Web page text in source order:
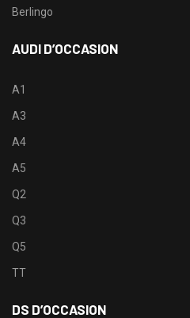
Berlingo
AUDI D’OCCASION
A1
A3
A4
A5
Q2
Q3
Q5
TT
DS D’OCCASION